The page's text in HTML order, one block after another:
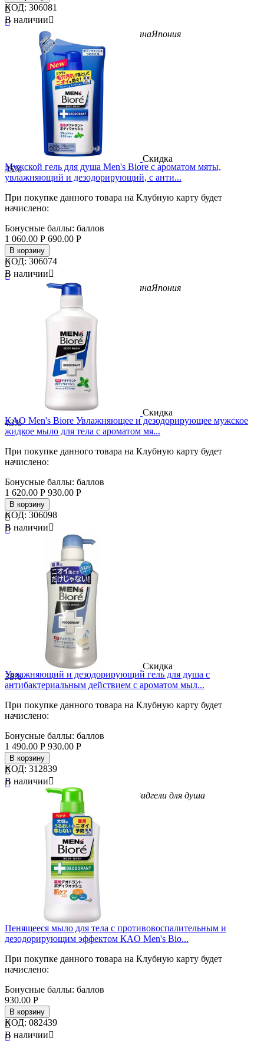


Kao Вид СтранаЯпония
КОД: 306081
В наличии
Скидка
35%
Мужской гель для душа Men's Biore с ароматом мяты,
увлажняющий и дезодорирующий, с анти...
При покупке данного товара на Клубную карту будет
начислено:
Бонусные баллы: баллов
1 060.00 Р 690.00 Р
В корзину


Видгели для душа СтранаЯпония
КОД: 306074
В наличии
Скидка
43%
KAO Men's Biore Увлажняющее и дезодорирующее мужское
жидкое мыло для тела с ароматом мя...
При покупке данного товара на Клубную карту будет
начислено:
Бонусные баллы: баллов
1 620.00 Р 930.00 Р
В корзину


КОД: 306098
В наличии
Скидка
38%
Увлажняющий и дезодорирующий гель для душа с
антибактериальным действием с ароматом мыл...
При покупке данного товара на Клубную карту будет
начислено:
Бонусные баллы: баллов
1 490.00 Р 930.00 Р
В корзину


Вес/Объем/Кол-во Видгели для душа
КОД: 312839
В наличии
Пенящееся мыло для тела с противовоспалительным и
дезодорирующим эффектом КAO Men's Bio...
При покупке данного товара на Клубную карту будет
начислено:
Бонусные баллы: баллов
930.00 Р
В корзину


КОД: 082439
В наличии